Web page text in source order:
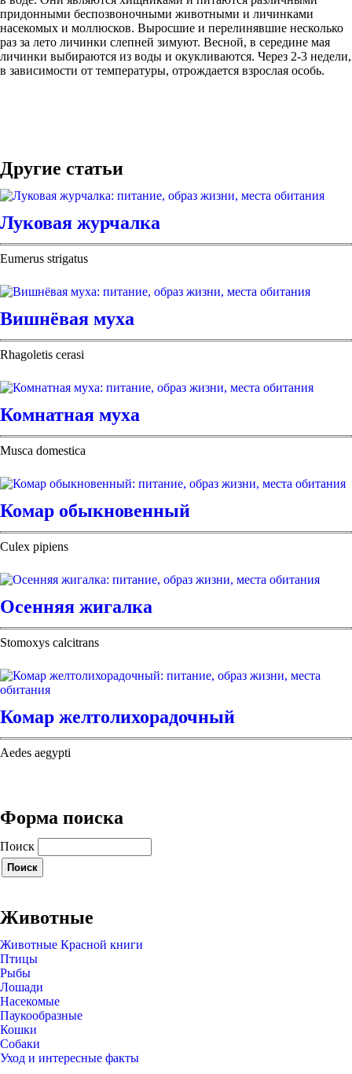
придонными беспозвоночными животными и личинками
насекомых и моллюсков. Выросшие и перелинявшие несколько
раз за лето личинки слепней зимуют. Весной, в середине мая
личинки выбираются из воды и окукливаются. Через 2-3 недели,
в зависимости от температуры, отрождается взрослая особь.
Другие статьи
Луковая журчалка
Eumerus strigatus
Вишнёвая муха
Rhagoletis cerasi
Комнатная муха
Musca domestica
Комар обыкновенный
Culex pipiens
Осенняя жигалка
Stomoxys calcitrans
Комар желтолихорадочный
Aedes aegypti
Форма поиска
Поиск
Животные
Животные Красной книги
Птицы
Рыбы
Лошади
Насекомые
Паукообразные
Кошки
Собаки
Уход и интересные факты